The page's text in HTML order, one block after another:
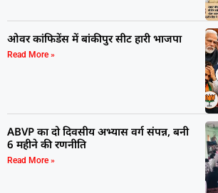
ओवर कांफिडेंस में बांकीपुर सीट हारी भाजपा
Read More »
ABVP का दो दिवसीय अभ्यास वर्ग संपन्न, बनी
6 महीने की रणनीति
Read More »